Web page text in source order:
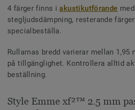
4 färger finns iakustikutförande
stegljudsdämpning, resterande
specialbeställa.
Rullarnas bredd varierar mellan 1,95
på tillgänglighet. Kontrollera alltid
beställning.
Style Emme xf²™ 2.5 mm